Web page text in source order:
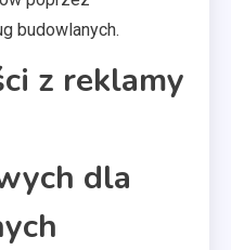
budowlanych.
z reklamy
dla